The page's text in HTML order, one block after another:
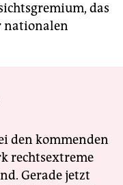
das
nationalen
den kommenden
rechtsextreme
Gerade jetzt